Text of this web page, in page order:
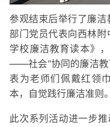
参观结束后举行了廉
部门党员代表向西林
学校廉洁教育读本》
——社会”协同的廉洁教
表为老师们佩戴红领
本，自觉践行廉洁准则。
此次系列活动进一步